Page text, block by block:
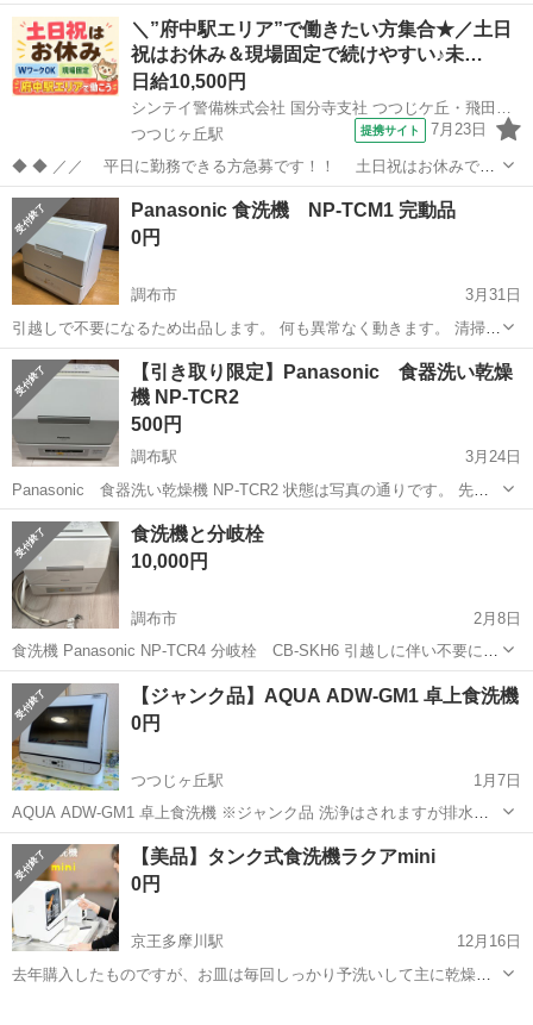
新品で購入後２年ほど使用しておりましたが、引っ越してからずっと
使用していませんでした。 型式は古い(2006年)ですが、正常動作する
ことを確認済みで...
東京 調布市 キッチン家電 三菱電機
＼”府中駅エリア”で働きたい方集合★／土日
祝はお休み＆現場固定で続けやすい♪未…
日給10,500円
つつじヶ丘駅
提携サイト 7月23日
◆ ◆ ／／ 平日に勤務できる方急募です！！ 土日祝はお休みで
す！ 今回の募集エリアは…「府中駅エリア」★ 現場固定なので、
続けやすい♪♪ ＼＼ 『シフトが削られた…』 『思うように稼げな
い…』 ということはあ...
東京 調布市 つつじヶ丘駅 警備員
Panasonic 食洗機 NP-TCM1 完動品
0円
調布市
3月31日
引越しで不要になるため出品します。 何も異常なく動きます。 清掃は
してますが、素人清掃なため、細かいところはできていません。 無料
ですので必要な方いらっしゃればどうぞ。 引き取りに来てくださる方
のみ、お願...
東京 調布市 キッチン家電
【引き取り限定】Panasonic 食器洗い乾燥
機 NP-TCR2
500円
調布駅
3月24日
Panasonic 食器洗い乾燥機 NP-TCR2 状態は写真の通りです。 先日
まで使用していたので動作は保証します。 https://panasonic.jp/dish/p-
db/NP-TCR2.html 当方...
東京 調布市 調布駅 キッチン家電
食洗機と分岐栓
10,000円
調布市
2月8日
食洗機 Panasonic NP-TCR4 分岐栓 CB-SKH6 引越しに伴い不要にな
りましたので引き取りに来ていただける方にお譲りしたいです。 分岐
栓もつけますので使える方はお得かと思います。 2/8、2/9...
東京 調布市 キッチン家電
【ジャンク品】AQUA ADW-GM1 卓上食洗機
0円
つつじヶ丘駅
1月7日
AQUA ADW-GM1 卓上食洗機 ※ジャンク品 洗浄はされますが排水が
出来なくなりエラーE1が表示され、洗浄途中で止まります。 写真の物
が全てです。 ・部品取り、修理ができる方 ・排水ホースの先端に黒ず
みあり...
東京 調布市 つつじヶ丘駅 キッチン家電 ADW
【美品】タンク式食洗機ラクアmini
0円
京王多摩川駅
12月16日
去年購入したものですが、お皿は毎回しっかり予洗いして主に乾燥目